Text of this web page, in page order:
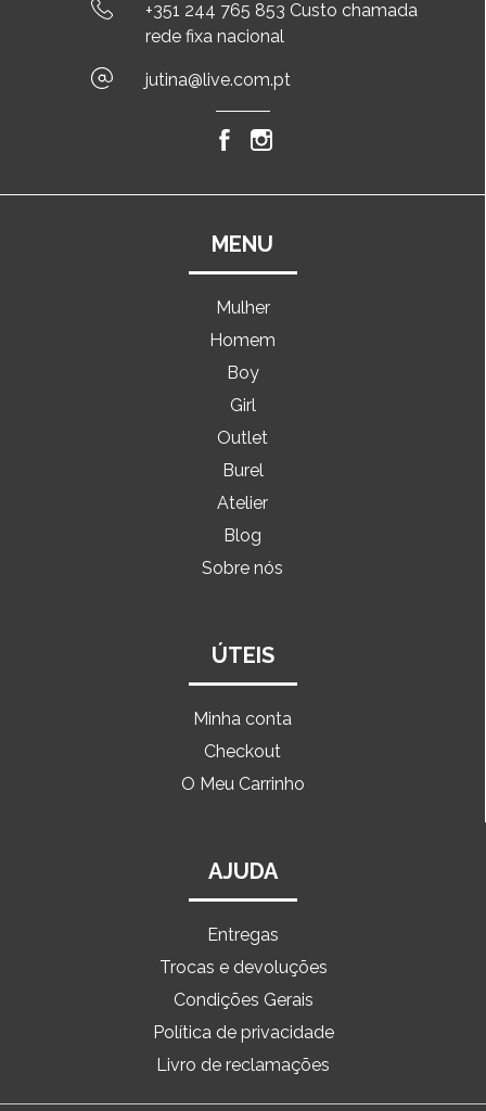
+351 244 765 853 Custo chamada
rede fixa nacional
jutina@live.com.pt
MENU
Mulher
Homem
Boy
Girl
Outlet
Burel
Atelier
Blog
Sobre nós
ÚTEIS
Minha conta
Checkout
O Meu Carrinho
AJUDA
Entregas
Trocas e devoluções
Condições Gerais
Política de privacidade
Livro de reclamações